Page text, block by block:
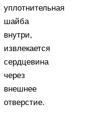
уплотнительная
шайба
внутри,
извлекается
сердцевина
через
внешнее
отверстие.